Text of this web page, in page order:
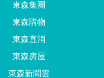
東森集團
東森購物
東森直消
東森房屋
東森新聞雲